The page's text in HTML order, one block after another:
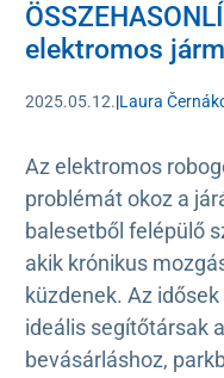
elektromos
2025.05.12.|Laura
Az elektromos
problémát okoz a
balesetből felépülő
akik krónikus
küzdenek. Az
ideális segítőtársak
bevásárláshoz,